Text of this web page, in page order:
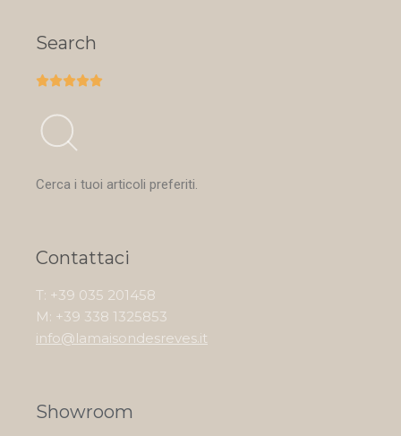
Search

Cerca i tuoi articoli preferiti.
Contattaci
T: +39 035 201458
M: +39 338 1325853
info@lamaisondesreves.it
Showroom